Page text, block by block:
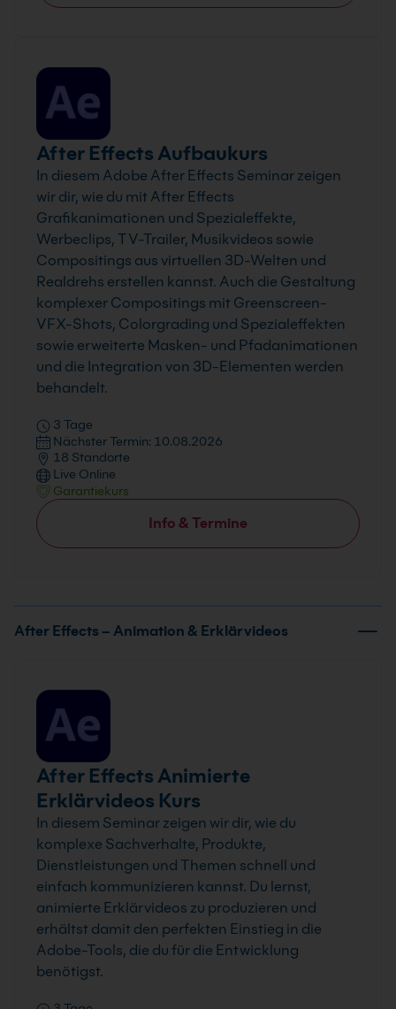
After Effects Aufbaukurs
In diesem Adobe After Effects Seminar zeigen
wir dir, wie du mit After Effects
Grafikanimationen und Spezialeffekte,
Werbeclips, TV-Trailer, Musikvideos sowie
Compositings aus virtuellen 3D-Welten und
Realdrehs erstellen kannst. Auch die Gestaltung
komplexer Compositings mit Greenscreen-
VFX-Shots, Colorgrading und Spezialeffekten
sowie erweiterte Masken- und Pfadanimationen
und die Integration von 3D-Elementen werden
behandelt.
3 Tage
Nächster Termin: 10.08.2026
18 Standorte
Live Online
Garantiekurs
Info & Termine
After Effects – Animation & Erklärvideos
After Effects Animierte
Erklärvideos Kurs
In diesem Seminar zeigen wir dir, wie du
komplexe Sachverhalte, Produkte,
Dienstleistungen und Themen schnell und
einfach kommunizieren kannst. Du lernst,
animierte Erklärvideos zu produzieren und
erhältst damit den perfekten Einstieg in die
Adobe-Tools, die du für die Entwicklung
benötigst.